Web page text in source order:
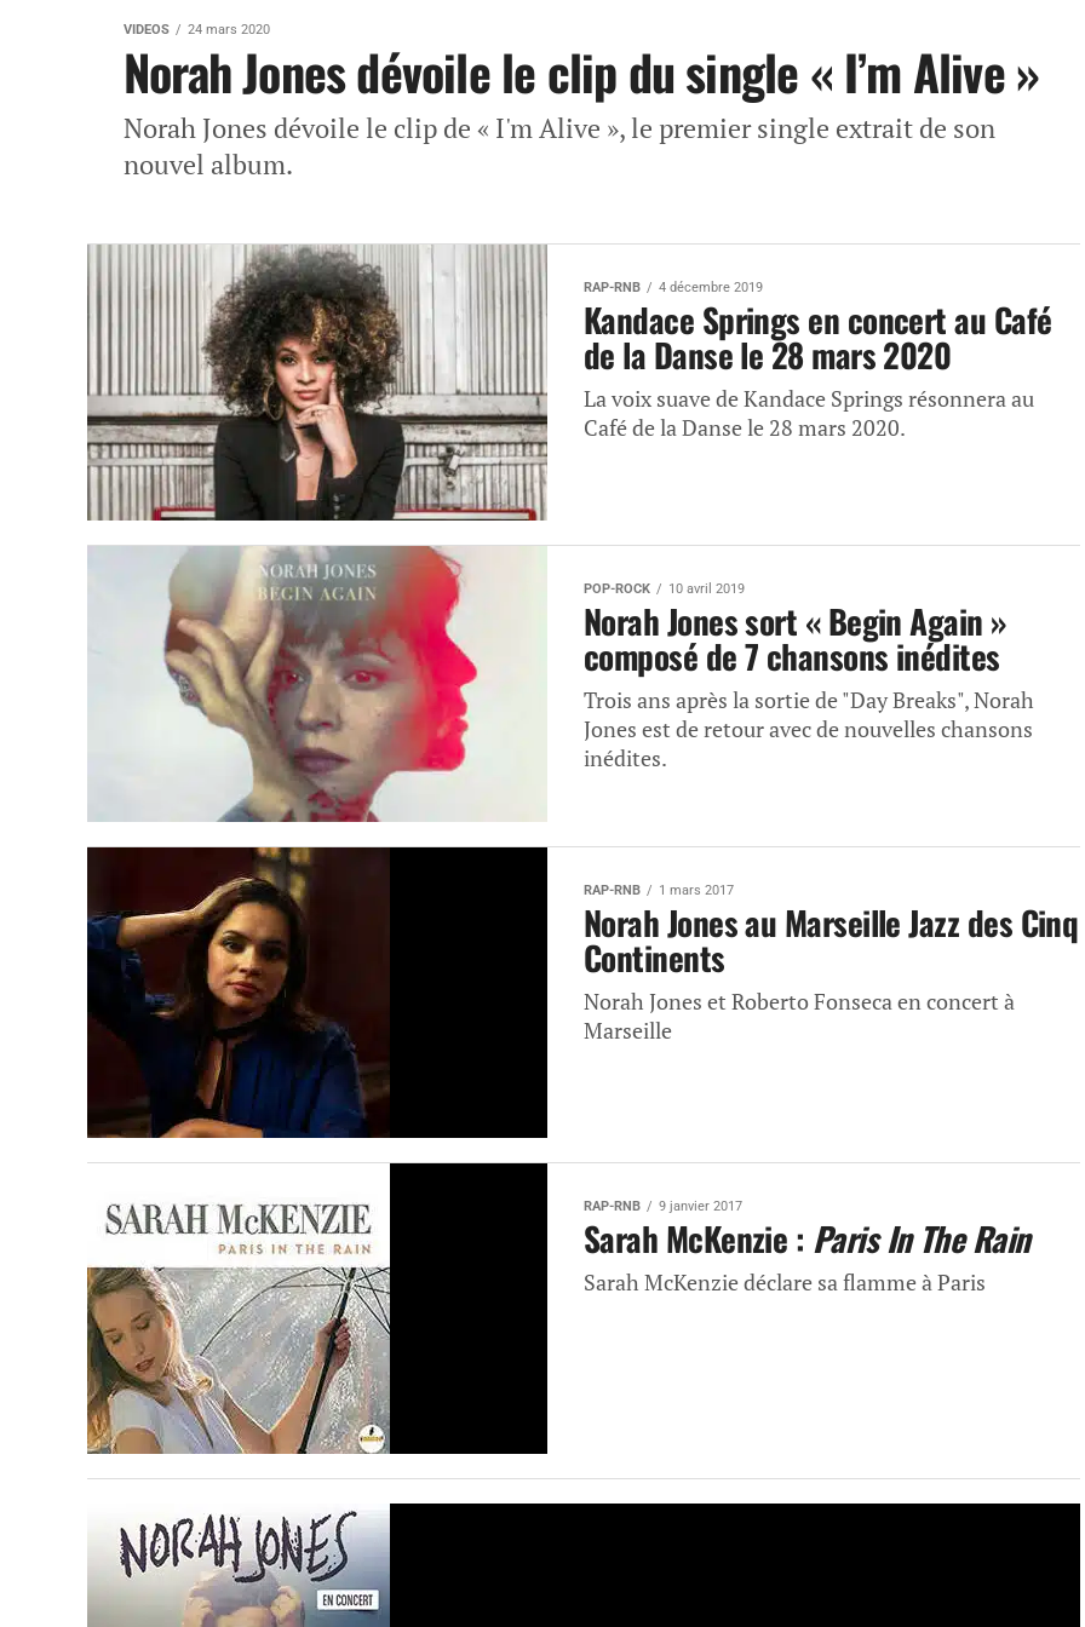
VIDEOS 24 mars 2020
Norah Jones dévoile le clip du single « I’m Alive »
Norah Jones dévoile le clip de « I'm Alive », le premier single extrait de son
nouvel album.
RAP-RNB 4 décembre 2019
Kandace Springs en concert au Café
de la Danse le 28 mars 2020
La voix suave de Kandace Springs résonnera au
Café de la Danse le 28 mars 2020.
POP-ROCK 10 avril 2019
Norah Jones sort « Begin Again »
composé de 7 chansons inédites
Trois ans après la sortie de "Day Breaks", Norah
Jones est de retour avec de nouvelles chansons
inédites.
RAP-RNB 1 mars 2017
Norah Jones au Marseille Jazz des Cinq
Continents
Norah Jones et Roberto Fonseca en concert à
Marseille
RAP-RNB 9 janvier 2017
Sarah McKenzie : Paris In The Rain
Sarah McKenzie déclare sa flamme à Paris